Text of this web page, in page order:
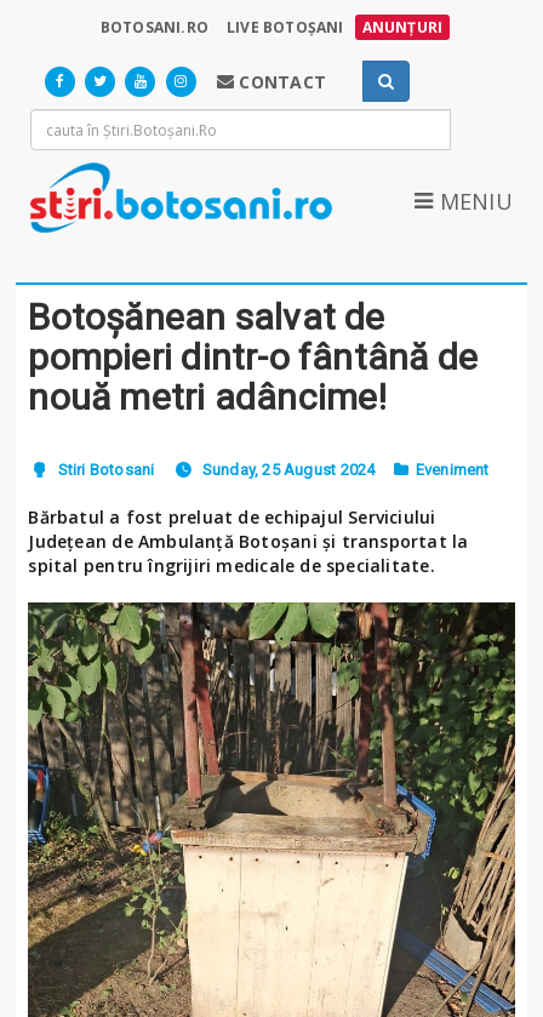
BOTOSANI.RO LIVE BOTOȘANI ANUNȚURI
CONTACT
MENIU
Botoșănean salvat de
pompieri dintr-o fântână de
nouă metri adâncime!
Stiri Botosani Sunday, 25 August 2024 Eveniment
Bărbatul a fost preluat de echipajul Serviciului
Județean de Ambulanță Botoșani și transportat la
spital pentru îngrijiri medicale de specialitate.